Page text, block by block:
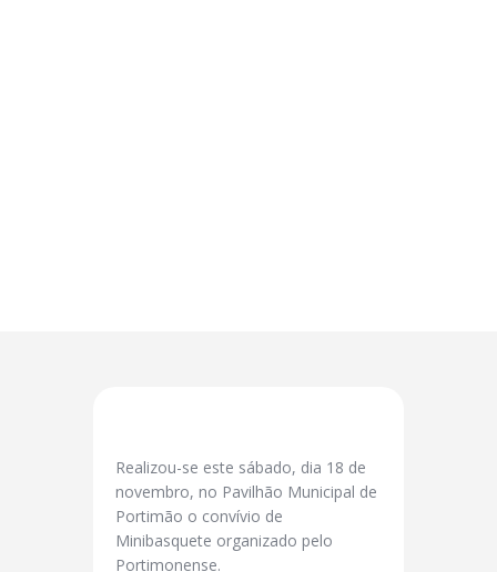
Realizou-se este sábado, dia 18 de
novembro, no Pavilhão Municipal de
Portimão o convívio de
Minibasquete organizado pelo
Portimonense.